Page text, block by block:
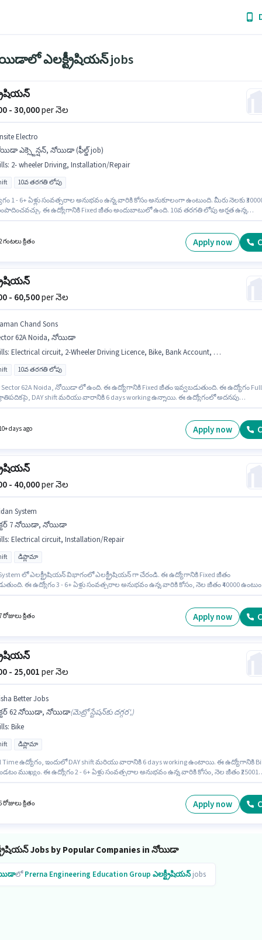
ఎలక్ట్రీషియన్ jobs
- 30,000per నెల
Electro
ఎక్స్టెన్షన్, నోయిడా (ఫీల్డ్ job)
: 2- wheeler Driving, Installation/Repair
10వ తరగతి లోపు
1 - 6+ ఏళ్లు సంవత్సరాల అనుభవం ఉన్న వారికి కోసం అనుకూలంగా ఉంటుంది. మీరు నెలకు
ఈ ఉద్యోగానికి Fixed జీతం అందుబాటులో ఉంది. 10వ తరగతి లోపు అర్హత ఉన్న
Driving, Installation/Repair వంటి నైపుణ్యాలు ఉండాలి.
గంటలు క్రితం Apply now
- 60,500per నెల
Chand Sons
62A Noida, నోయిడా
: Electrical circuit, 2-Wheeler Driving Licence, Bike, Bank Account, Aadhar Card, Installation/Repair, PAN Card, 2- wheeler Driving
10వ తరగతి లోపు
62A Noida, నోయిడా లో ఉంది. ఈ ఉద్యోగానికి Fixed జీతం ఇవ్వబడుతుంది. ఈ ఉద్యోగం Full
DAY shift మరియు వారానికి 6 days working ఉన్నాయి. ఈ ఉద్యోగంలో అదనపు
days ago Apply now
- 40,000per నెల
System
7 నోయిడా, నోయిడా
: Electrical circuit, Installation/Repair
డిప్లొమా
System లో ఎలక్ట్రీషియన్ విభాగంలో ఎలక్ట్రీషియన్ గా చేరండి. ఈ ఉద్యోగానికి Fixed జీతం
ఈ ఉద్యోగం 3 - 6+ ఏళ్లు సంవత్సరాల అనుభవం ఉన్న వారికి కోసం, నెల జీతం ₹40000
కనీసం డిప్లొమా డిగ్రీ లేదా సర్టిఫికెట్ కలిగి ఉండాలి.
రోజులు క్రితం Apply now
- 25,001per నెల
Better Jobs
62 నోయిడా, నోయిడా(మెట్రో స్టేషన్‌కు దగ్గర',)
: Bike
డిప్లొమా
Time ఉద్యోగం, ఇందులో DAY shift మరియు వారానికి 6 days working ఉంటాయి. ఈ ఉద్యోగానికి
ముఖ్యం. ఈ ఉద్యోగం 2 - 6+ ఏళ్లు సంవత్సరాల అనుభవం ఉన్న వారికి కోసం, నెల జీతం ₹25001
రోజులు క్రితం Apply now
Jobs by Popular Companies in నోయిడా
లోPrerna Engineering Education Group ఎలక్ట్రీషియన్jobs